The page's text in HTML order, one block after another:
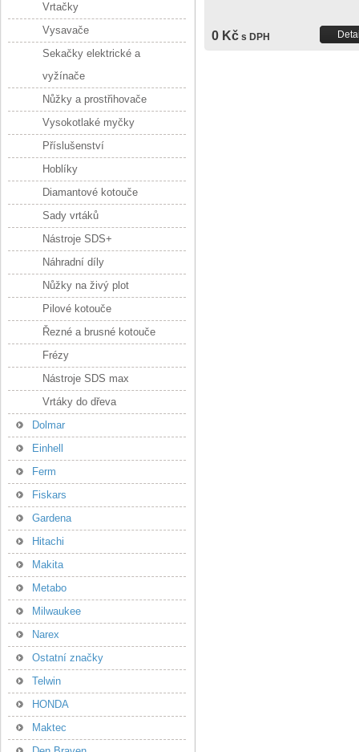
0 Kč s DPH
Vrtačky
Vysavače
Sekačky elektrické a
vyžínače
Nůžky a prostřihovače
Vysokotlaké myčky
Příslušenství
Hoblíky
Diamantové kotouče
Sady vrtáků
Nástroje SDS+
Náhradní díly
Nůžky na živý plot
Pilové kotouče
Řezné a brusné kotouče
Frézy
Nástroje SDS max
Vrtáky do dřeva
Dolmar
Einhell
Ferm
Fiskars
Gardena
Hitachi
Makita
Metabo
Milwaukee
Narex
Ostatní značky
Telwin
HONDA
Maktec